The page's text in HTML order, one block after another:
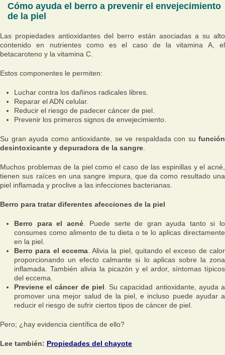
Cómo ayuda el berro a prevenir el envejecimiento
de la piel
Las propiedades antioxidantes del berro están asociadas a su alto
contenido en nutrientes como es el caso de la vitamina A, el
betacaroteno y la vitamina C.
Estos componentes le permiten:
Luchar contra los dañinos radicales libres.
Reparar el ADN celular.
Reducir el riesgo de padecer cáncer de piel.
Prevenir los primeros signos de envejecimiento.
Su gran ayuda como antioxidante, se ve respaldada con su función
desintoxicante y depuradora de la sangre
Muchos problemas de la piel como el caso de las espinillas y el acné,
tienen sus raíces en una sangre impura, que da como resultado una
piel inflamada y proclive a las infecciones bacterianas.
Berro para tratar diferentes afecciones de la piel
Berro para el acné. Puede serte de gran ayuda tanto si lo
consumes como alimento de tu dieta o te lo aplicas directamente
en la piel.
Berro para el eccema. Alivia la piel, quitando el exceso de calor
proporcionando un efecto calmante si lo aplicas sobre la zona
inflamada. También alivia la picazón y el ardor, síntomas típicos
del eccema.
Previene el cáncer de piel . Su capacidad antioxidante, ayuda a
promover una mejor salud de la piel, e incluso puede ayudar a
reducir el riesgo de sufrir ciertos tipos de cáncer de piel.
Pero; ¿hay evidencia científica de ello?
Lee también: Propiedades del chayote